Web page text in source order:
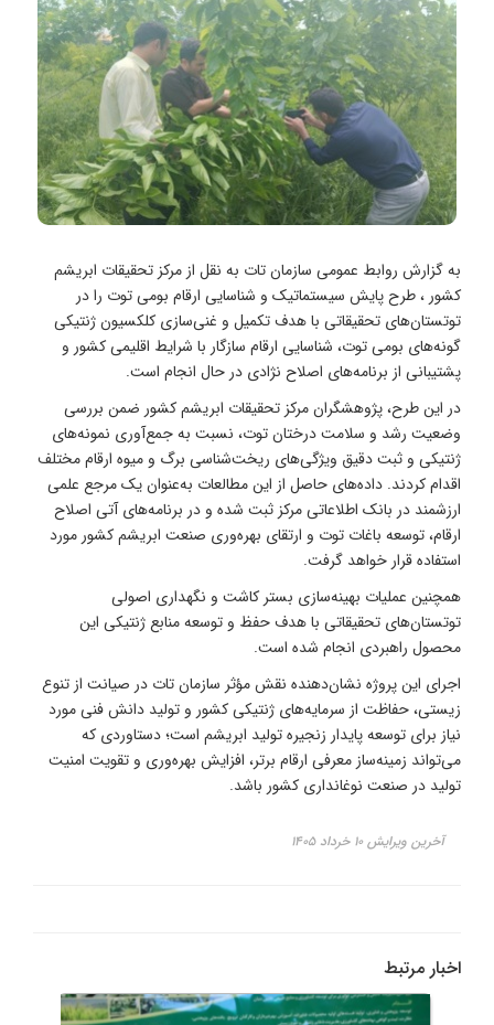
به گزارش روابط عمومی سازمان تات به نقل از مرکز تحقیقات ابریشم
کشور ، طرح پایش سیستماتیک و شناسایی ارقام بومی توت را در
توتستان‌های تحقیقاتی با هدف تکمیل و غنی‌سازی کلکسیون ژنتیکی
گونه‌های بومی توت، شناسایی ارقام سازگار با شرایط اقلیمی کشور و
پشتیبانی از برنامه‌های اصلاح نژادی در حال انجام است.
در این طرح، پژوهشگران مرکز تحقیقات ابریشم کشور ضمن بررسی
وضعیت رشد و سلامت درختان توت، نسبت به جمع‌آوری نمونه‌های
ژنتیکی و ثبت دقیق ویژگی‌های ریخت‌شناسی برگ و میوه ارقام مختلف
اقدام کردند. داده‌های حاصل از این مطالعات به‌عنوان یک مرجع علمی
ارزشمند در بانک اطلاعاتی مرکز ثبت شده و در برنامه‌های آتی اصلاح
ارقام، توسعه باغات توت و ارتقای بهره‌وری صنعت ابریشم کشور مورد
استفاده قرار خواهد گرفت.
همچنین عملیات بهینه‌سازی بستر کاشت و نگهداری اصولی
توتستان‌های تحقیقاتی با هدف حفظ و توسعه منابع ژنتیکی این
محصول راهبردی انجام شده است.
اجرای این پروژه نشان‌دهنده نقش مؤثر سازمان تات در صیانت از تنوع
زیستی، حفاظت از سرمایه‌های ژنتیکی کشور و تولید دانش فنی مورد
نیاز برای توسعه پایدار زنجیره تولید ابریشم است؛ دستاوردی که
می‌تواند زمینه‌ساز معرفی ارقام برتر، افزایش بهره‌وری و تقویت امنیت
تولید در صنعت نوغانداری کشور باشد.
آخرین ویرایش ۱۰ خرداد ۱۴۰۵
اخبار مرتبط